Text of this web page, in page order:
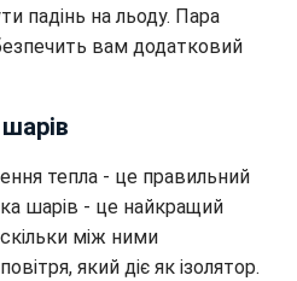
падінь на льоду. Пара
вам додатковий
тепла - це правильний
шарів - це найкращий
між ними
який діє як ізолятор.